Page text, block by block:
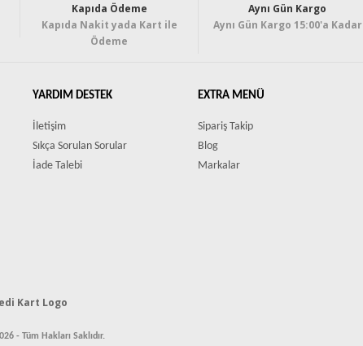
Kapıda Ödeme
Kapıda Nakit yada Kart ile
Ödeme
Aynı Gün Kargo
Aynı Gün Kargo 15:00'a Kadar
YARDIM DESTEK
İletişim
Sıkça Sorulan Sorular
İade Talebi
EXTRA MENÜ
Sipariş Takip
Blog
Markalar
- Tüm Hakları Saklıdır.